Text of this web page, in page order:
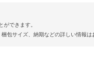
ができます。
包サイズ、納期などの詳しい情報